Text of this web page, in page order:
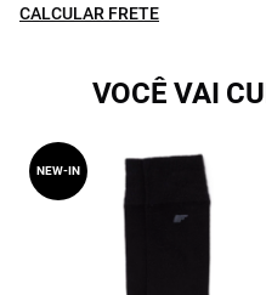
CALCULAR FRETE
VOCÊ VAI
NEW-IN